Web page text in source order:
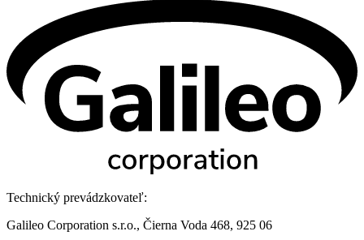
Technický prevádzkovateľ:
Galileo Corporation s.r.o., Čierna Voda 468, 925 06